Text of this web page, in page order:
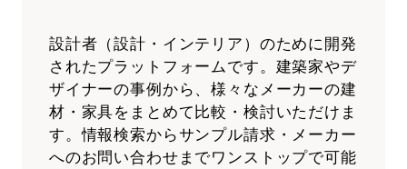
設計者（設計・インテリア）のために開発
されたプラットフォームです。建築家やデ
ザイナーの事例から、様々なメーカーの建
材・家具をまとめて比較・検討いただけま
す。情報検索からサンプル請求・メーカー
へのお問い合わせまでワンストップで可能